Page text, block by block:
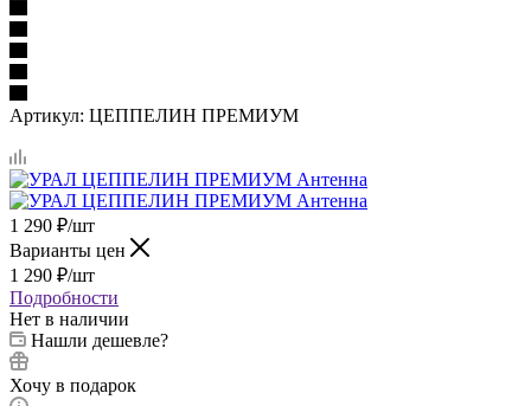
Артикул: ЦЕППЕЛИН ПРЕМИУМ
1 290 ₽/шт
Варианты цен
1 290 ₽/шт
Подробности
Нет в наличии
Нашли дешевле?
Хочу в подарок